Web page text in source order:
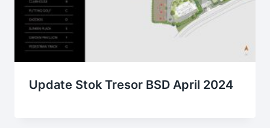
Update Stok Tresor BSD April 2024